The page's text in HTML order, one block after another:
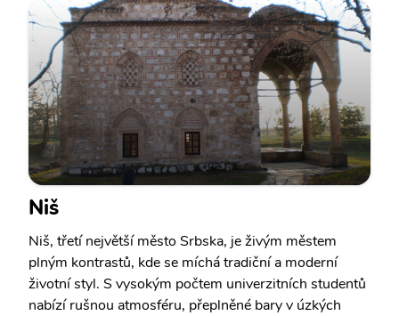
Niš
Niš, třetí největší město Srbska, je živým městem
plným kontrastů, kde se míchá tradiční a moderní
životní styl. S vysokým počtem univerzitních studentů
nabízí rušnou atmosféru, přeplněné bary v úzkých